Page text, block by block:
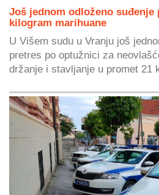
Još jednom odloženo suđenje
kilogram marihuane
U Višem sudu u Vranju još
pretres po optužnici za
držanje i stavljanje u promet 21